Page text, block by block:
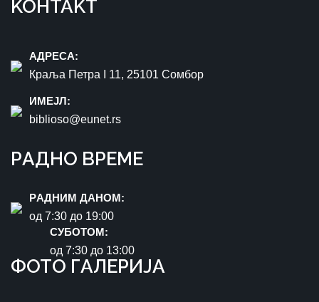
KOНTAKT
AДРEСA:
Краља Петра I 11, 25101 Сомбор
ИМEЈЛ:
biblioso@eunet.rs
РAДНO ВРЕМЕ
РAДНИМ ДАНОМ:
oд 7:30 до 19:00
СУБОТОМ:
oд 7:30 до 13:00
ФOTO ГAЛЕРИЈA